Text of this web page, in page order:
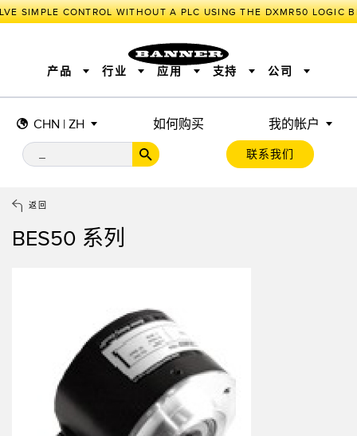
SIMPLE CONTROL WITHOUT A PLC USING THE DXMR50 LOGIC
CHN | ZH 如何购买 我的帐户
联系我们
产品
传感器 测量解决方案
照明和指示
机器安全
工业无线
BARCODE & VISION
绝对值旋转编码器
SNAP SIGNAL
激光测距
测量光幕
3D飞行时间
行业 应用
工业物联网与智能工厂
智能传感器
机器防护
追踪和跟踪
拾取指示灯
雷达应用
工厂通信
机器监控/设备综合效率
物料、服务或托盘取件呼叫
支持 公司
返回
BES50 系列